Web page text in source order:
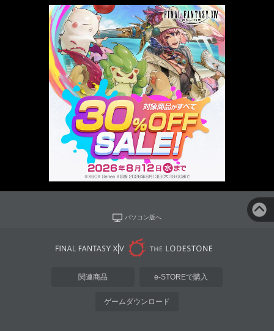
パソコン版へ
関連商品 e-STOREで購入
ゲームダウンロード